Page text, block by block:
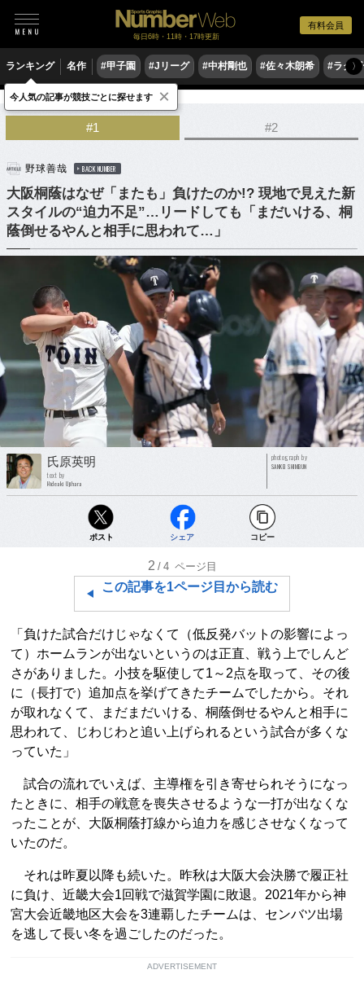
有料会員
毎日6時・11時・17時更新
ランキング 名作 #甲子園 #Jリーグ #中村剛也 #佐々木朗希 #ラグ〉
野球 高校野球
#1 #2
野球善哉 BACK NUMBER
大阪桐蔭はなぜ「またも」負けたのか!? 現地で見えた新
スタイルの“迫力不足”…リードしても「まだいける、桐
蔭倒せるやんと相手に思われて…」
氏原英明
text by
Hideaki Ujihara
photograph by
SANKEI SHIMBUN
ポスト シェア コピー
2 /4 ページ目
この記事を1ページ目から読む
「負けた試合だけじゃなくて（低反発バットの影響によっ
て）ホームランが出ないというのは正直、戦う上でしんど
さがありました。小技を駆使して1～2点を取って、その後
に（長打で）追加点を挙げてきたチームでしたから。それ
が取れなくて、まだまだいける、桐蔭倒せるやんと相手に
思われて、じわじわと追い上げられるという試合が多くな
っていた」
試合の流れでいえば、主導権を引き寄せられそうになっ
たときに、相手の戦意を喪失させるような一打が出なくな
ったことが、大阪桐蔭打線から迫力を感じさせなくなって
いたのだ。
それは昨夏以降も続いた。昨秋は大阪大会決勝で履正社
に負け、近畿大会1回戦で滋賀学園に敗退。2021年から神
宮大会近畿地区大会を3連覇したチームは、センバツ出場
を逃して長い冬を過ごしたのだった。
ADVERTISEMENT
今人気の記事が競技ごとに探せます ×